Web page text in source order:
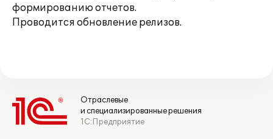
формированию отчетов.
Проводится обновление релизов.
Отраслевые
и специализированные решения
1С:Предприятие